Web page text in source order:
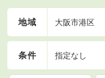
地域 大阪市港区
条件 指定なし